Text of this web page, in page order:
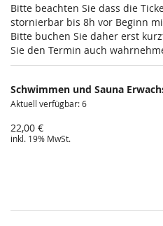
Bitte beachten Sie dass die
stornierbar bis 8h vor Beginn
Bitte buchen Sie daher erst
Sie den Termin auch
Schwimmen und Sauna
Aktuell verfügbar: 6
22,00 €
inkl. 19% MwSt.